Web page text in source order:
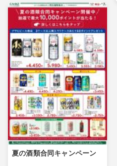
夏の酒類合同キャンペーン